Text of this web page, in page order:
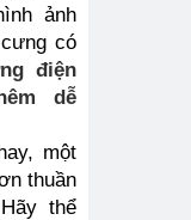
ảnh
có
điện
dễ
một
thuần
thể